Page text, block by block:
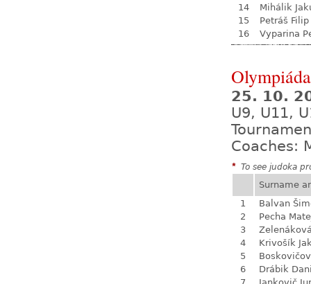
14
Mihálik
15
Petráš Filip
16
Vyparina
25. 10.
U9, U11,
Coaches:
* To see judoka
Surname
1
Balvan
2
Pecha
3
4
Krivošík
5
6
Drábik